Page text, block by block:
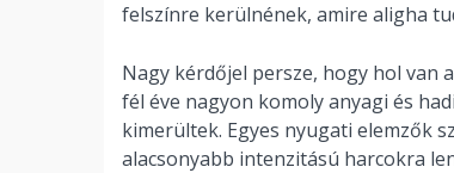
felszínre kerülnének, amire aligha
Nagy kérdőjel persze, hogy hol van
fél éve nagyon komoly anyagi és
kimerültek. Egyes nyugati elemzők
alacsonyabb intenzitású harcokra